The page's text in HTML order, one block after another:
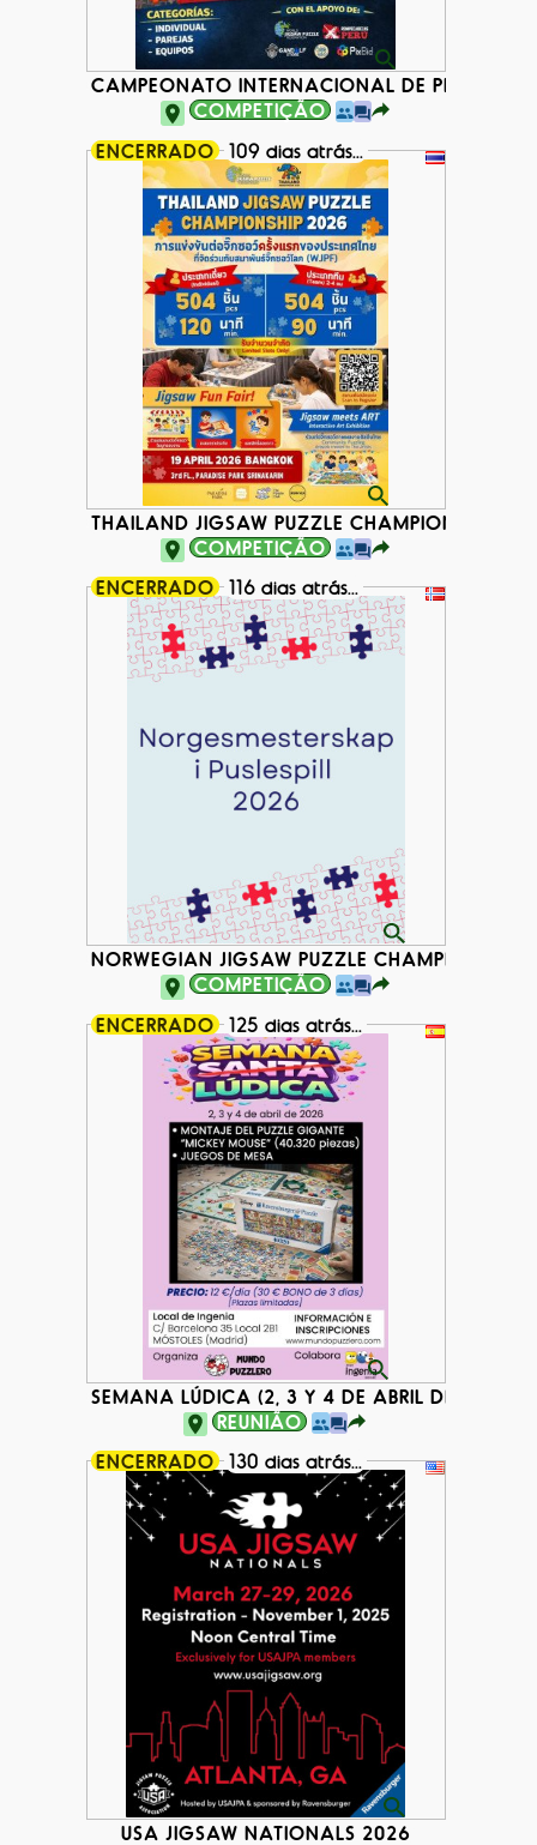
CAMPEONATO INTERNACIONAL DE PERÚ 2026
COMPETIÇÃO
ENCERRADO
109 dias atrás...
THAILAND JIGSAW PUZZLE CHAMPIONSHIP
COMPETIÇÃO
ENCERRADO
116 dias atrás...
NORWEGIAN JIGSAW PUZZLE CHAMPIONSHIP
COMPETIÇÃO
ENCERRADO
125 dias atrás...
SEMANA LÚDICA (2, 3 Y 4 DE ABRIL DE 2026)
REUNIÃO
ENCERRADO
130 dias atrás...
USA JIGSAW NATIONALS 2026